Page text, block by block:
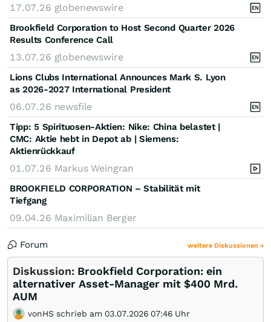
17.07.26 globenewswire
Brookfield Corporation to Host Second Quarter 2026
Results Conference Call
13.07.26 globenewswire
Lions Clubs International Announces Mark S. Lyon
as 2026-2027 International President
06.07.26 newsfile
Tipp: 5 Spirituosen-Aktien: Nike: China belastet |
CMC: Aktie hebt in Depot ab | Siemens:
Aktienrückkauf
01.07.26 Markus Weingran
BROOKFIELD CORPORATION – Stabilität mit
Tiefgang
09.04.26 Maximilian Berger
Forum weitere Diskussionen »
Diskussion: Brookfield Corporation: ein
alternativer Asset-Manager mit $400 Mrd.
AUM
vonHS schrieb am 03.07.2026 07:46 Uhr